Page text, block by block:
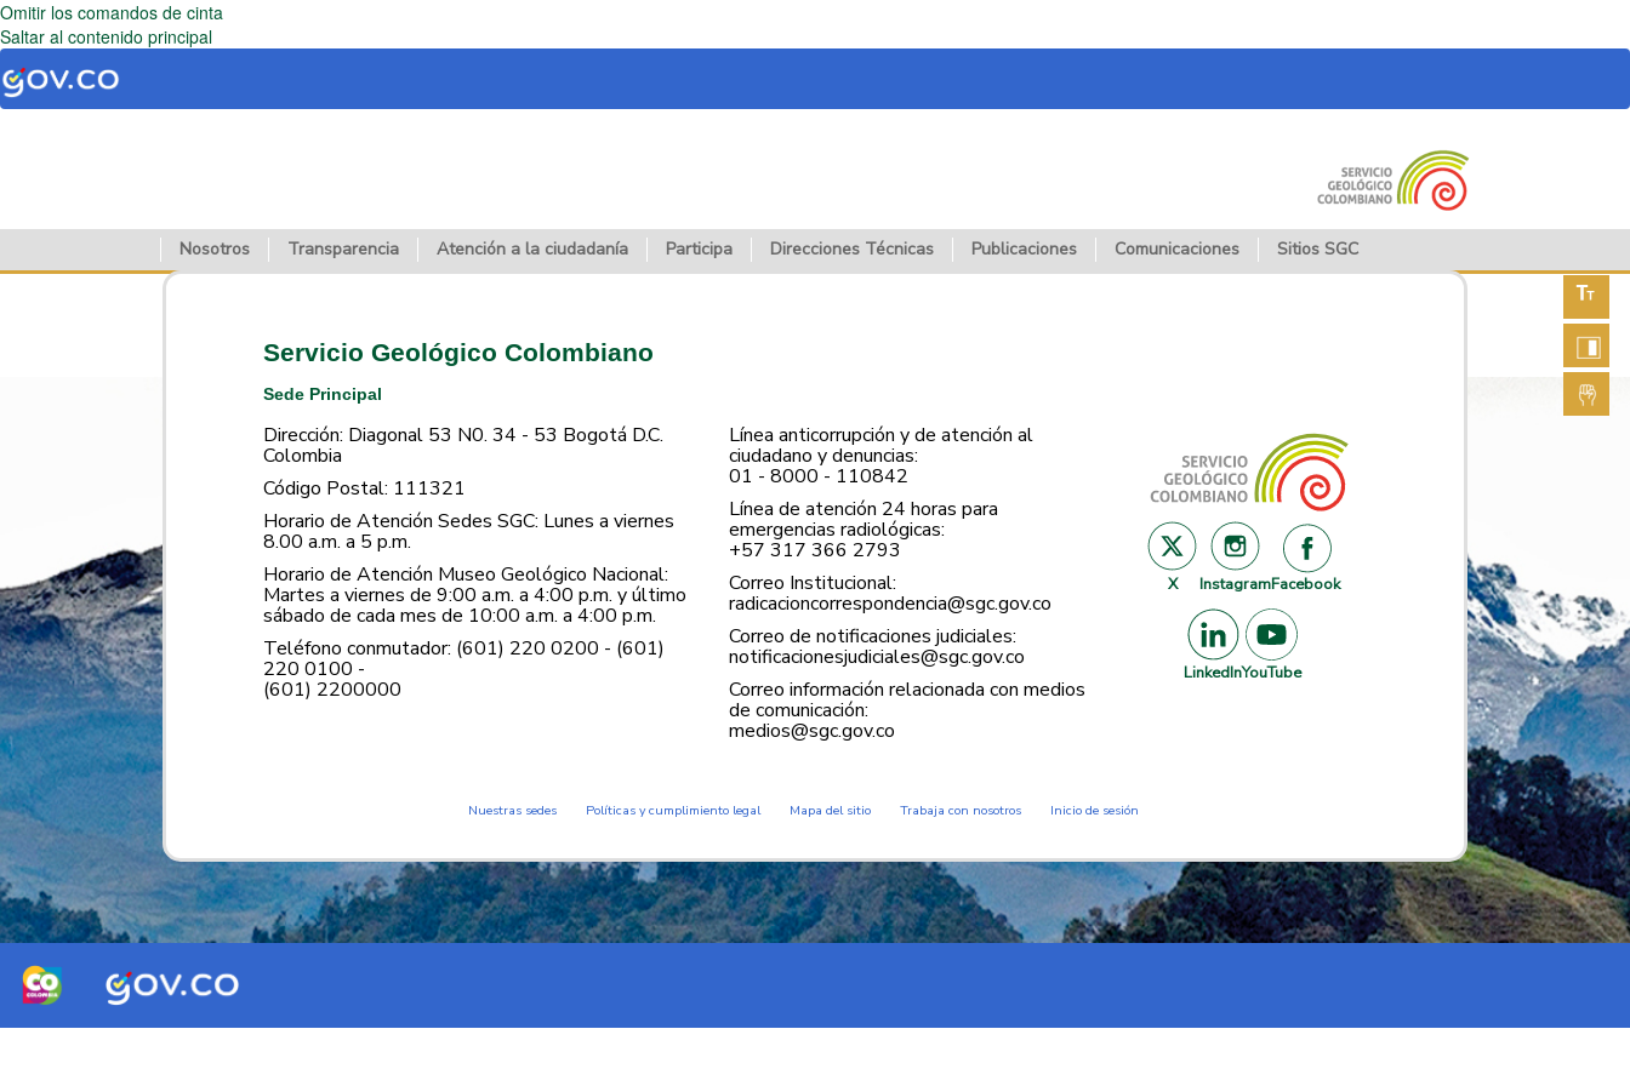
Omitir los comandos de cinta
Saltar al contenido principal
Nosotros Transparencia Atención a la ciudadanía Participa Direcciones Técnicas Publicaciones Comunicaciones Sitios SGC
fuente
Servicio Geológico Colombiano
Sede Principal
Dirección: Diagonal 53 N0. 34 - 53 Bogotá D.C.
Colombia
Código Postal: 111321
Horario de Atención Sedes SGC: Lunes a viernes
8.00 a.m. a 5 p.m.
Horario de Atención Museo Geológico Nacional:
Martes a viernes de 9:00 a.m. a 4:00 p.m. y último
sábado de cada mes de 10:00 a.m. a 4:00 p.m.
Teléfono conmutador: (601) 220 0200 - (601)
220 0100 -
(601) 2200000
Línea anticorrupción y de atención al
ciudadano y denuncias:
01 - 8000 - 110842
Línea de atención 24 horas para
emergencias radiológicas:
+57 ​317 366 2793
Correo Institucional:
radicacioncorrespondencia@sgc.gov.co
Correo de notificaciones judiciales:
notificacionesjudiciales@sgc.gov.co
Correo información relacionada con medios
de comunicación:
medios@sgc.gov.co
X InstagramFacebook
LinkedInYouTube
Nuestras sedes Políticas y cumplimiento legal Mapa del sitio Trabaja con nosotros Inicio de sesión